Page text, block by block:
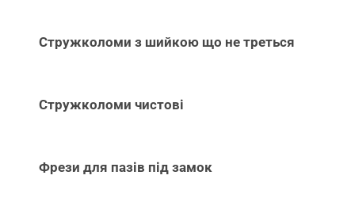
Стружколоми з шийкою що не треться
Стружколоми чистові
Фрези для пазів під замок